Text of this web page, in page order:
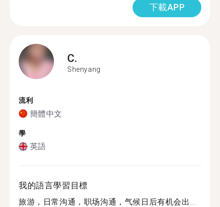
下載APP
C.
Shenyang
流利
簡體中文
學
英語
我的語言學習目標
旅游，日常沟通，职场沟通，气候日后有机会出...